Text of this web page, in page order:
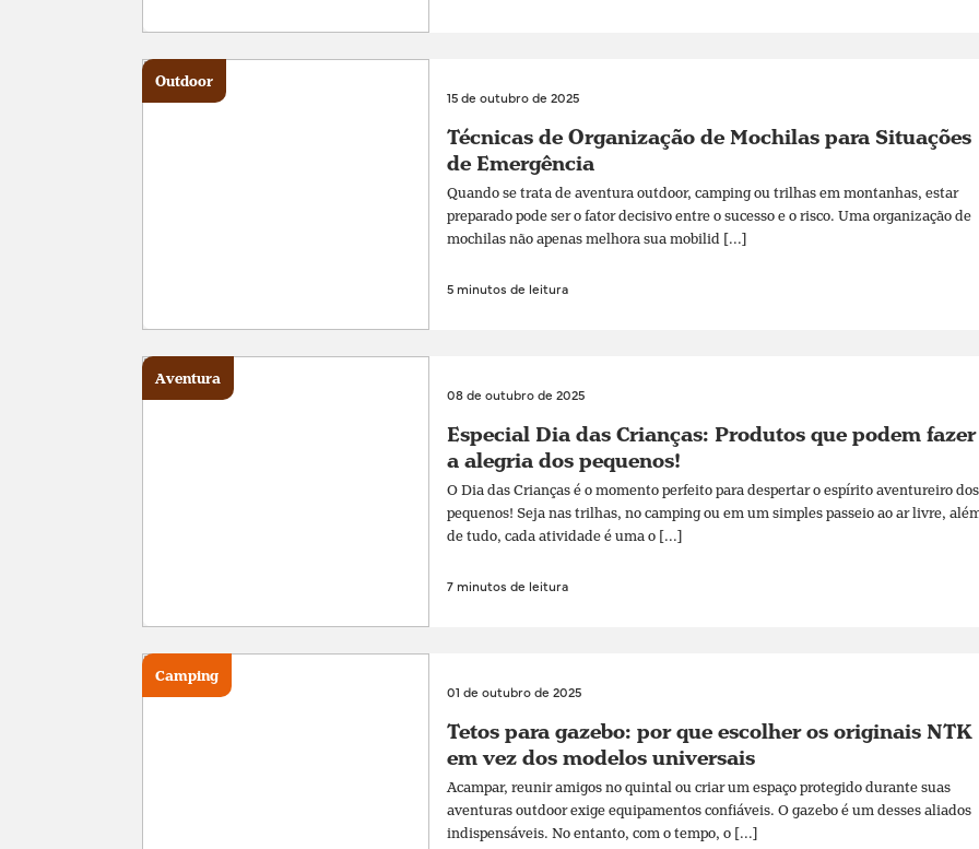
15 de outubro de 2025
Técnicas de Organização de Mochilas para Situações
de Emergência
Quando se trata de aventura outdoor, camping ou trilhas em montanhas, estar
preparado pode ser o fator decisivo entre o sucesso e o risco. Uma organização de
mochilas não apenas melhora sua mobilid [...]
5 minutos de leitura
Outdoor
08 de outubro de 2025
Especial Dia das Crianças: Produtos que podem fazer
a alegria dos pequenos!
O Dia das Crianças é o momento perfeito para despertar o espírito aventureiro dos
pequenos! Seja nas trilhas, no camping ou em um simples passeio ao ar livre,
de tudo, cada atividade é uma o [...]
7 minutos de leitura
Aventura
01 de outubro de 2025
Tetos para gazebo: por que escolher os originais NTK
em vez dos modelos universais
Acampar, reunir amigos no quintal ou criar um espaço protegido durante suas
aventuras outdoor exige equipamentos confiáveis. O gazebo é um desses aliados
indispensáveis. No entanto, com o tempo, o [...]
Camping